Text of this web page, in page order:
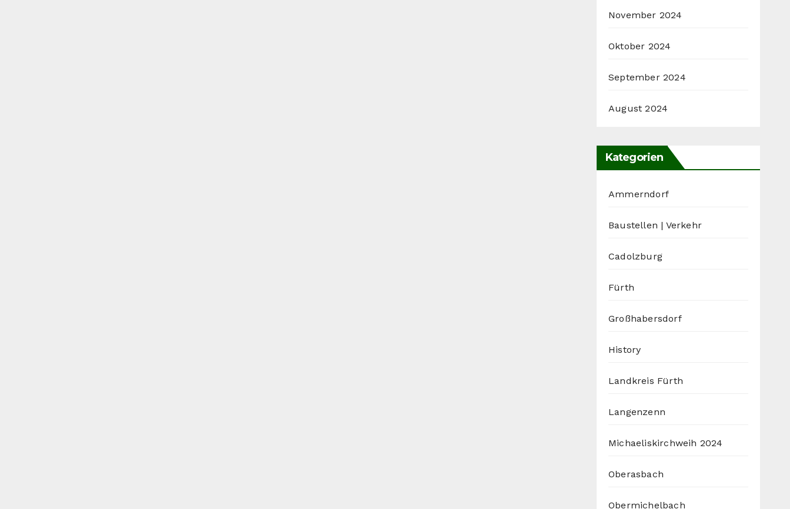
November 2024
Oktober 2024
September 2024
August 2024
Kategorien
Ammerndorf
Baustellen | Verkehr
Cadolzburg
Fürth
Großhabersdorf
History
Landkreis Fürth
Langenzenn
Michaeliskirchweih 2024
Oberasbach
Obermichelbach